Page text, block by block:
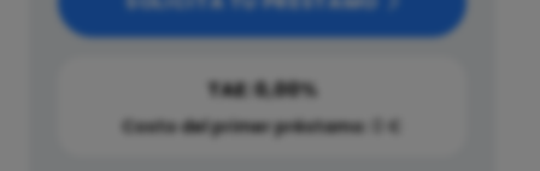
TAE: 0,00%
Costo del primer préstamo: 0 €